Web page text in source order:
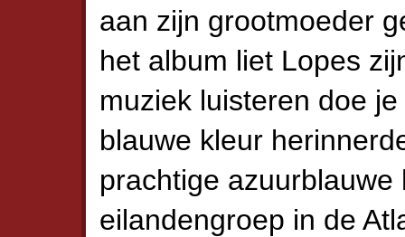
aan zijn grootmoeder
het album liet Lopes
muziek luisteren doe
blauwe kleur
prachtige
eilandengroep in de